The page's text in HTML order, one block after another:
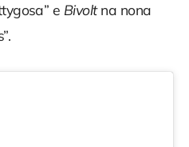
e Bivoltna nona